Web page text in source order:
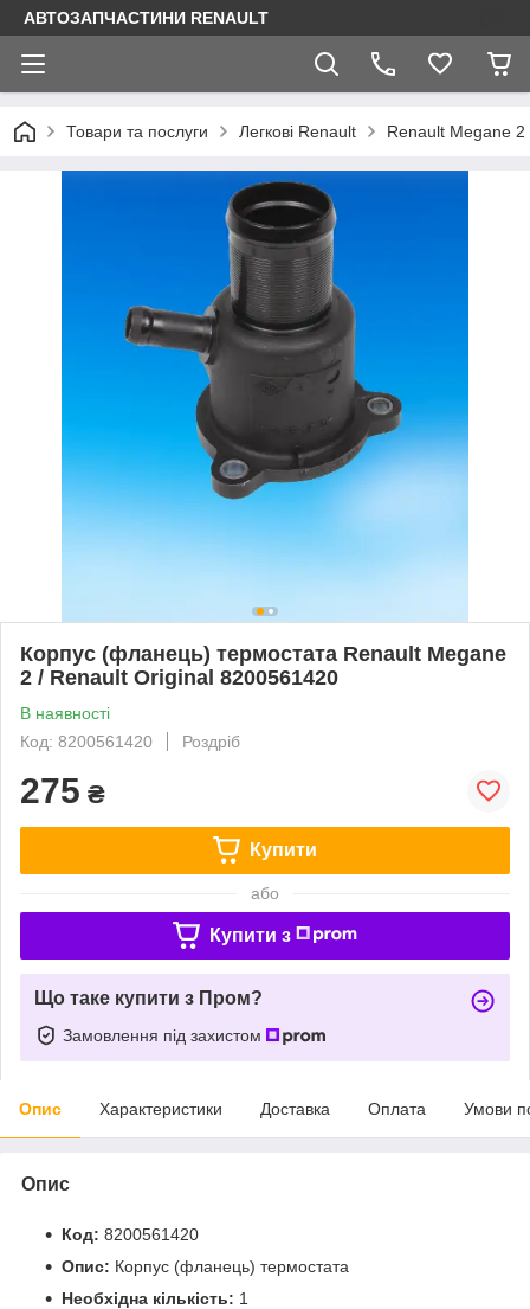
АВТОЗАПЧАСТИНИ RENAULT
Товари та послуги Легкові Renault Renault Megane 2
Корпус (фланець) термостата Renault Megane
2 / Renault Original 8200561420
В наявності
Код: 8200561420
Роздріб
275 ₴
Купити
або
Купити з
Що таке купити з Пром?
Замовлення під захистом
Опис Характеристики Доставка Оплата Умови
Опис
Код: 8200561420
Опис: Корпус (фланець) термостата
Необхідна кількість: 1